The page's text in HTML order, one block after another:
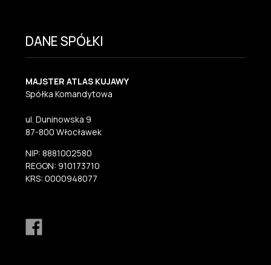
DANE SPÓŁKI
MAJSTER ATLAS KUJAWY
Spółka Komandytowa
ul. Duninowska 9
87-800 Włocławek
NIP: 8881002580
REGON: 910173710
KRS: 0000948077